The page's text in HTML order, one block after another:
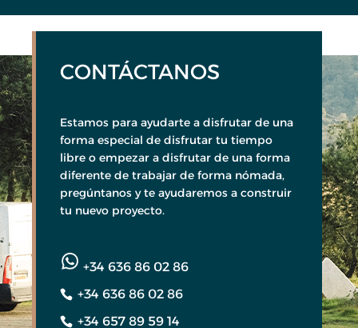
CONTÁCTANOS
Estamos para ayudarte a disfrutar de una
forma especial de disfrutar tu tiempo
libre o empezar a disfrutar de una forma
diferente de trabajar de forma nómada,
pregúntanos y te ayudaremos a construir
tu nuevo proyecto.
+34 636 86 02 86
+34 636 86 02 86
+34 657 89 59 14